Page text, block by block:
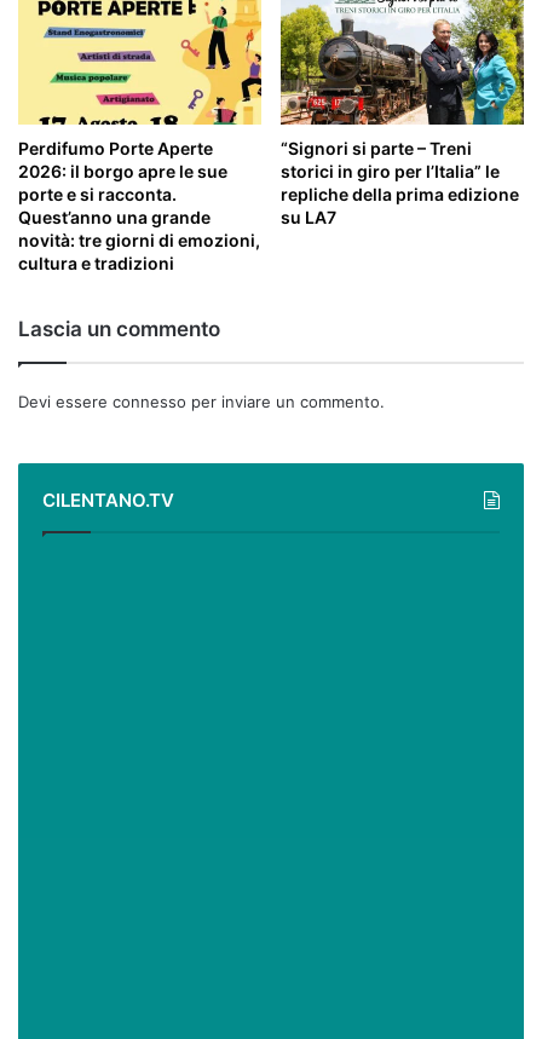
Perdifumo Porte Aperte
2026: il borgo apre le sue
porte e si racconta.
Quest’anno una grande
novità: tre giorni di emozioni,
cultura e tradizioni
“Signori si parte – Treni
storici in giro per l’Italia” le
repliche della prima edizione
su LA7
Lascia un commento
Devi essere connesso per inviare un commento.
CILENTANO.TV